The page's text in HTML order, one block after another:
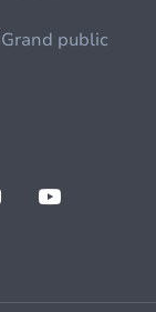
Grand public